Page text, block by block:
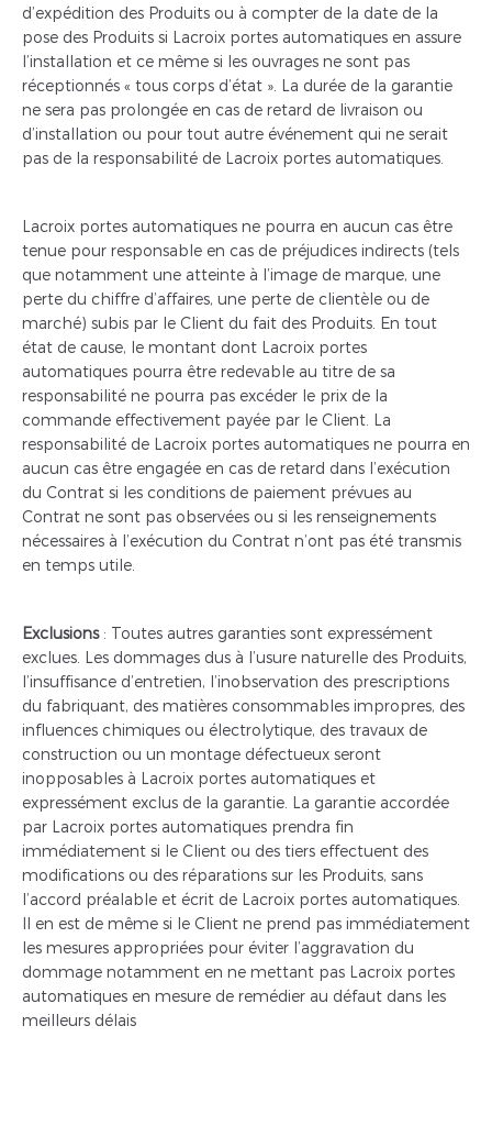
d’expédition des Produits ou à compter de la date de la
pose des Produits si Lacroix portes automatiques en assure
l’installation et ce même si les ouvrages ne sont pas
réceptionnés « tous corps d’état ». La durée de la garantie
ne sera pas prolongée en cas de retard de livraison ou
d’installation ou pour tout autre événement qui ne serait
pas de la responsabilité de Lacroix portes automatiques.
Lacroix portes automatiques ne pourra en aucun cas être
tenue pour responsable en cas de préjudices indirects (tels
que notamment une atteinte à l’image de marque, une
perte du chiffre d’affaires, une perte de clientèle ou de
marché) subis par le Client du fait des Produits. En tout
état de cause, le montant dont Lacroix portes
automatiques pourra être redevable au titre de sa
responsabilité ne pourra pas excéder le prix de la
commande effectivement payée par le Client. La
responsabilité de Lacroix portes automatiques ne pourra en
aucun cas être engagée en cas de retard dans l’exécution
du Contrat si les conditions de paiement prévues au
Contrat ne sont pas observées ou si les renseignements
nécessaires à l’exécution du Contrat n’ont pas été transmis
en temps utile.
Exclusions : Toutes autres garanties sont expressément
exclues. Les dommages dus à l’usure naturelle des Produits,
l’insuffisance d’entretien, l’inobservation des prescriptions
du fabriquant, des matières consommables impropres, des
influences chimiques ou électrolytique, des travaux de
construction ou un montage défectueux seront
inopposables à Lacroix portes automatiques et
expressément exclus de la garantie. La garantie accordée
par Lacroix portes automatiques prendra fin
immédiatement si le Client ou des tiers effectuent des
modifications ou des réparations sur les Produits, sans
l’accord préalable et écrit de Lacroix portes automatiques.
Il en est de même si le Client ne prend pas immédiatement
les mesures appropriées pour éviter l’aggravation du
dommage notamment en ne mettant pas Lacroix portes
automatiques en mesure de remédier au défaut dans les
meilleurs délais